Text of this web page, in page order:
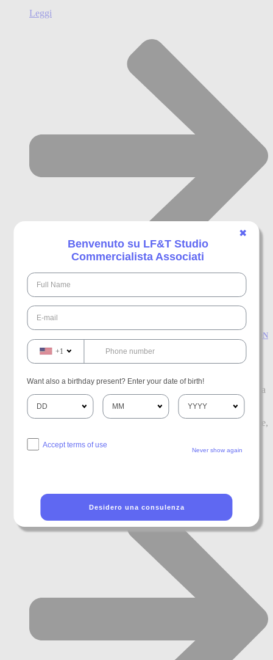
Leggi
Luglio 22, 2026
Rottamazione Quinquies: il 31 LUGLIO 2026 è una scadenza da NON
perdere
Attenzione: il termine è tassativo 31 LUGLIO 2026. È questa
la data che tutti i contribuenti che hanno aderito alla
Rottamazione Quinquies devono segnare in rosso sul
calendario. A differenza delle precedenti definizioni agevolate,
prima rata dovrà essere effettuato entro e non oltre il 31
✖
Benvenuto su LF&T Studio
Commercialista Associati
+1
Want also a birthday present? Enter your date of birth!
Accept terms of use
Never show again
Desidero una consulenza